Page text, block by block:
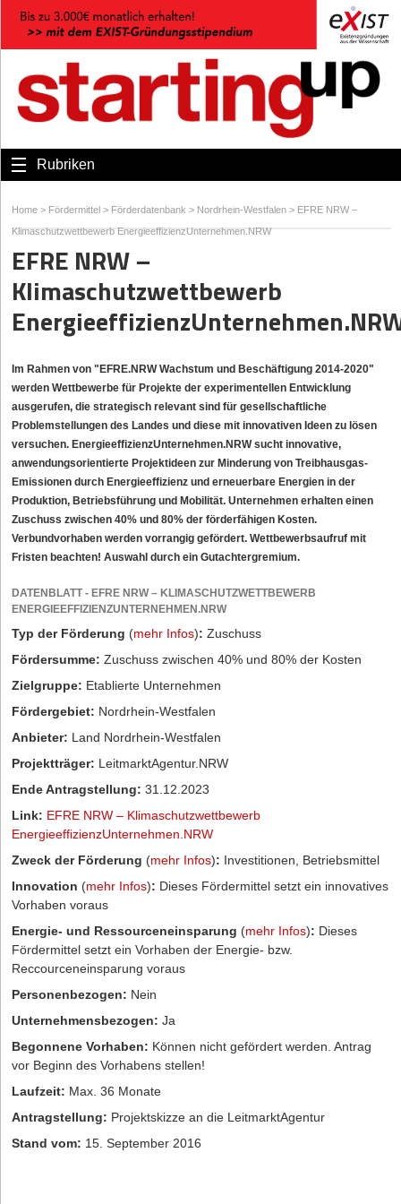
Rubriken
Home > Fördermittel > Förderdatenbank > Nordrhein-Westfalen > EFRE NRW –
Klimaschutzwettbewerb EnergieeffizienzUnternehmen.NRW
EFRE NRW –
Klimaschutzwettbewerb
Im Rahmen von "EFRE.NRW Wachstum und Beschäftigung 2014-2020"
werden Wettbewerbe für Projekte der experimentellen Entwicklung
ausgerufen, die strategisch relevant sind für gesellschaftliche
Problemstellungen des Landes und diese mit innovativen Ideen zu lösen
versuchen. EnergieeffizienzUnternehmen.NRW sucht innovative,
anwendungsorientierte Projektideen zur Minderung von Treibhausgas-
Emissionen durch Energieeffizienz und erneuerbare Energien in der
Produktion, Betriebsführung und Mobilität. Unternehmen erhalten einen
Zuschuss zwischen 40% und 80% der förderfähigen Kosten.
Verbundvorhaben werden vorrangig gefördert. Wettbewerbsaufruf mit
Fristen beachten! Auswahl durch ein Gutachtergremium.
DATENBLATT - EFRE NRW – KLIMASCHUTZWETTBEWERB
ENERGIEEFFIZIENZUNTERNEHMEN.NRW
Typ der Förderung (mehr Infos): Zuschuss
Fördersumme: Zuschuss zwischen 40% und 80% der Kosten
Zielgruppe: Etablierte Unternehmen
Fördergebiet: Nordrhein-Westfalen
Anbieter: Land Nordrhein-Westfalen
Projektträger: LeitmarktAgentur.NRW
Ende Antragstellung: 31.12.2023
Link: EFRE NRW – Klimaschutzwettbewerb
EnergieeffizienzUnternehmen.NRW
Zweck der Förderung (mehr Infos): Investitionen, Betriebsmittel
Innovation (mehr Infos): Dieses Fördermittel setzt ein innovatives
Vorhaben voraus
Energie- und Ressourceneinsparung (mehr Infos): Dieses
Fördermittel setzt ein Vorhaben der Energie- bzw.
Reccourceneinsparung voraus
Personenbezogen: Nein
Unternehmensbezogen: Ja
Begonnene Vorhaben: Können nicht gefördert werden. Antrag
vor Beginn des Vorhabens stellen!
Laufzeit: Max. 36 Monate
Antragstellung: Projektskizze an die LeitmarktAgentur
Stand vom: 15. September 2016